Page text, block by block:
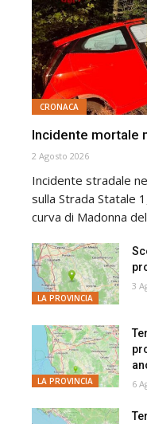
CRONACA
Incidente mortale
2 Agosto 2026
Incidente stradale
sulla Strada Statale
curva di Madonna
LA PROVINCIA
3
LA PROVINCIA 6